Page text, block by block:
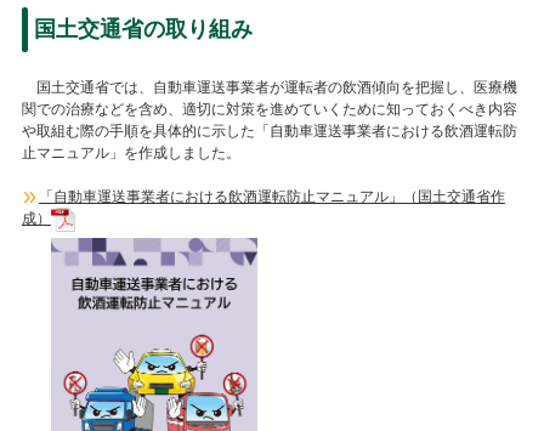
国土交通省の取り組み
国土交通省では、自動車運送事業者が運転者の飲酒傾向を把握し、医療機
関での治療などを含め、適切に対策を進めていくために知っておくべき内容
や取組む際の手順を具体的に示した「自動車運送事業者における飲酒運転防
止マニュアル」を作成しました。
「自動車運送事業者における飲酒運転防止マニュアル」（国土交通省作
成）